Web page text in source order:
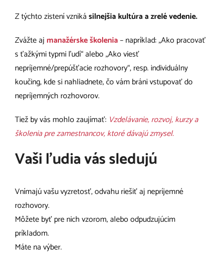
Z týchto zistení vznikásilnejšia kultúra a zrelé vedenie.
Zvážte ajmanažérske školenia– napríklad: „Ako pracovať
s ťažkými typmi ľudí“ alebo „Ako viesť
nepríjemné/prepúšťacie rozhovory“, resp. individuálny
koučing, kde si nahliadnete, čo vám bráni vstupovať do
nepríjemných rozhovorov.
Tiež by vás mohlo zaujímať: Vzdelávanie, rozvoj, kurzy a
školenia pre zamestnancov, ktoré dávajú zmysel.
Vaši ľudia vás sledujú
Vnímajú vašu vyzretosť, odvahu riešiť aj nepríjemné
rozhovory.
Môžete byť pre nich vzorom, alebo odpudzujúcim
príkladom.
Máte na výber.